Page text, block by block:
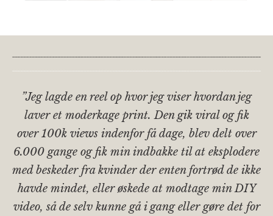
”Jeg lagde en reel op hvor jeg viser hvordan jeg
laver et moderkage print. Den gik viral og fik
over 100k views indenfor få dage, blev delt over
6.000 gange og fik min indbakke til at eksplodere
med beskeder fra kvinder der enten fortrød de ikke
havde mindet, eller øskede at modtage min DIY
video, så de selv kunne gå i gang eller gøre det for